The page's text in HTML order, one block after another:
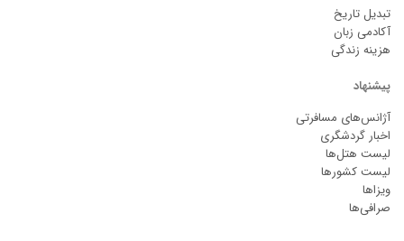
تبدیل تاریخ
آکادمی زبان
هزینه زندگی
پیشنهاد
آژانس‌های مسافرتی
اخبار گردشگری
لیست هتل‌ها
لیست کشورها
ویزاها
صرافی‌ها